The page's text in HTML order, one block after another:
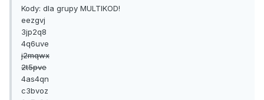
Kody: dla grupy MULTIKOD!
eezgvj
3jp2q8
4q6uve
j2mqwx
2t5pve
4as4qn
c3bvoz